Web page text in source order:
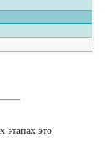
этапах это